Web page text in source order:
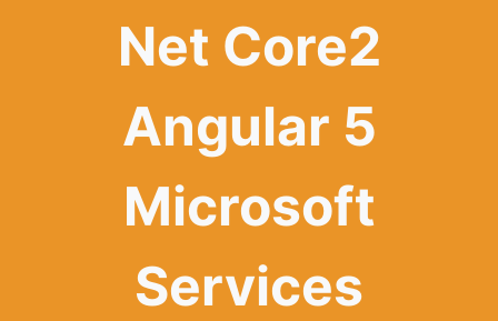
Net Core2
Angular 5
Microsoft
Services